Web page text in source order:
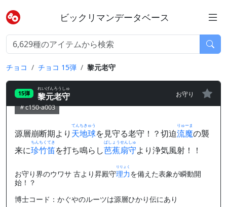
ビックリマンデータベース
チョコ チョコ 15弾 黎元老守
15弾 黎元老守
れいげんろうしゅ
お守り
c150-a003
源層崩断期より 天地球
てんちきゅう
を見守る老守！？切迫流魔
りゅーま
の襲
来に珍竹笛
ちんちくてき
を打ち鳴らし芭蕉扇守
ばしょうせんしゅ
より浄気風射！！
お守り界のウワサ 古より昇殿守理力
りりょく
を備えた表象が瞬動開
始！？
博士コード：かぐやのルーツは源層ひかり伝にあり